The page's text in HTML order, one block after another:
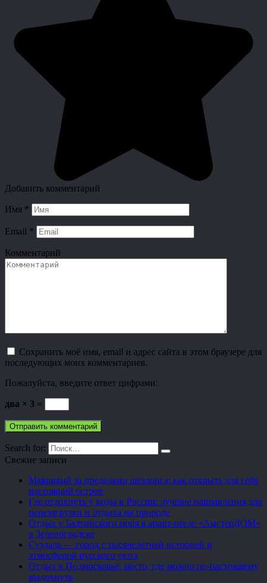
Добавить комментарий
Имя *
Email *
Комментарий
Сохранить моё имя, email и адрес сайта в этом браузере для
последующих моих комментариев.
Пожалуйста, введите ответ цифрами:
два × 3 =
Search for:
Свежие записи
Маврикий за пределами шезлонга: как открыть для себя
настоящий остров
Где отдохнуть у воды в России: лучшие направления для
перезагрузки и отдыха на природе
Отдых у Балтийского моря в апарт-отеле «АмстерДОМ»
в Зеленоградске
Суздаль — город с тысячелетней историей и
атмосферой русского уюта
Отдых в Подмосковье: место, где можно по-настоящему
выдохнуть